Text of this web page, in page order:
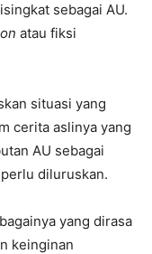
sebagai AU.
atau fiksi
situasi yang
cerita aslinya yang
AU sebagai
diluruskan.
yang dirasa
keinginan